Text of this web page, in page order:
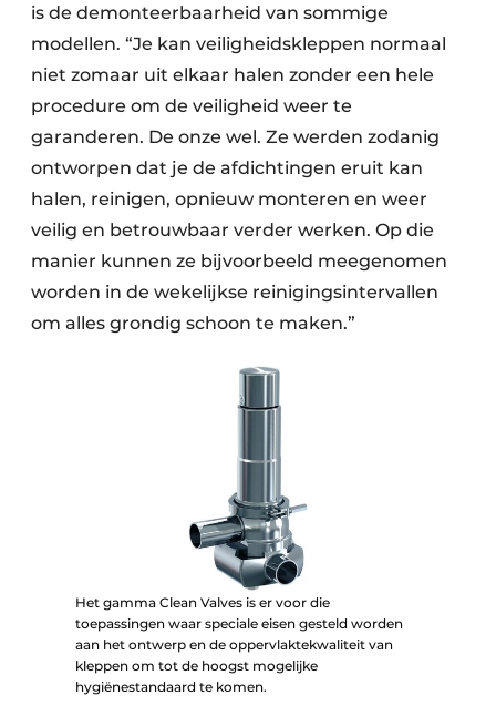
is de demonteerbaarheid van sommige
modellen. “Je kan veiligheidskleppen normaal
niet zomaar uit elkaar halen zonder een hele
procedure om de veiligheid weer te
garanderen. De onze wel. Ze werden zodanig
ontworpen dat je de afdichtingen eruit kan
halen, reinigen, opnieuw monteren en weer
veilig en betrouwbaar verder werken. Op die
manier kunnen ze bijvoorbeeld meegenomen
worden in de wekelijkse reinigings­intervallen
om alles grondig schoon te maken.”
Het gamma Clean Valves is er voor die
toepassingen waar speciale eisen gesteld worden
aan het ontwerp en de oppervlaktekwaliteit van
kleppen om tot de hoogst mogelijke
hygiënestandaard te komen.